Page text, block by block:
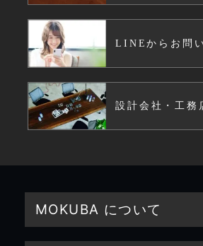
LINEからお問
設計会社・工務
MOKUBA について